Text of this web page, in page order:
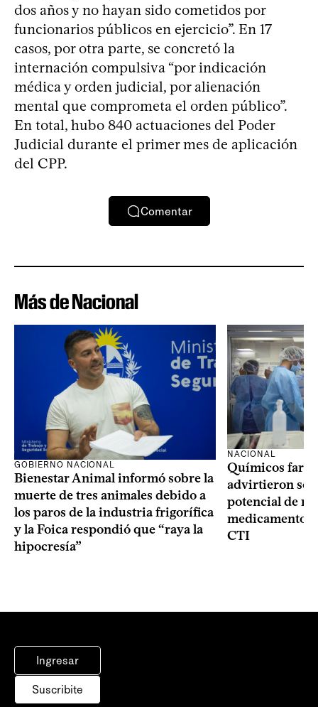
dos años y no hayan sido cometidos por
funcionarios públicos en ejercicio”. En 17
casos, por otra parte, se concretó la
internación compulsiva “por indicación
médica y orden judicial, por alienación
mental que comprometa el orden público”.
En total, hubo 840 actuaciones del Poder
Judicial durante el primer mes de aplicación
del CPP.
Comentar
Más de Nacional
GOBIERNO NACIONAL
Bienestar Animal informó sobre la
muerte de tres animales debido a
los paros de la industria frigorífica
y la Foica respondió que “raya la
hipocresía”
NACIONAL
Químicos
advirtieron
potencial de
medicamentos
CTI
Ingresar
Suscribite